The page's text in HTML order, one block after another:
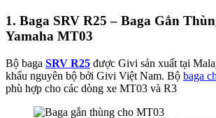
1. Baga SRV R25 – Baga Gắn
Yamaha MT03
Bộ baga SRV R25 được Givi sản xuất tại
khẩu nguyên bộ bởi Givi Việt Nam. Bộ baga
phù hợp cho các dòng xe MT03 và R3